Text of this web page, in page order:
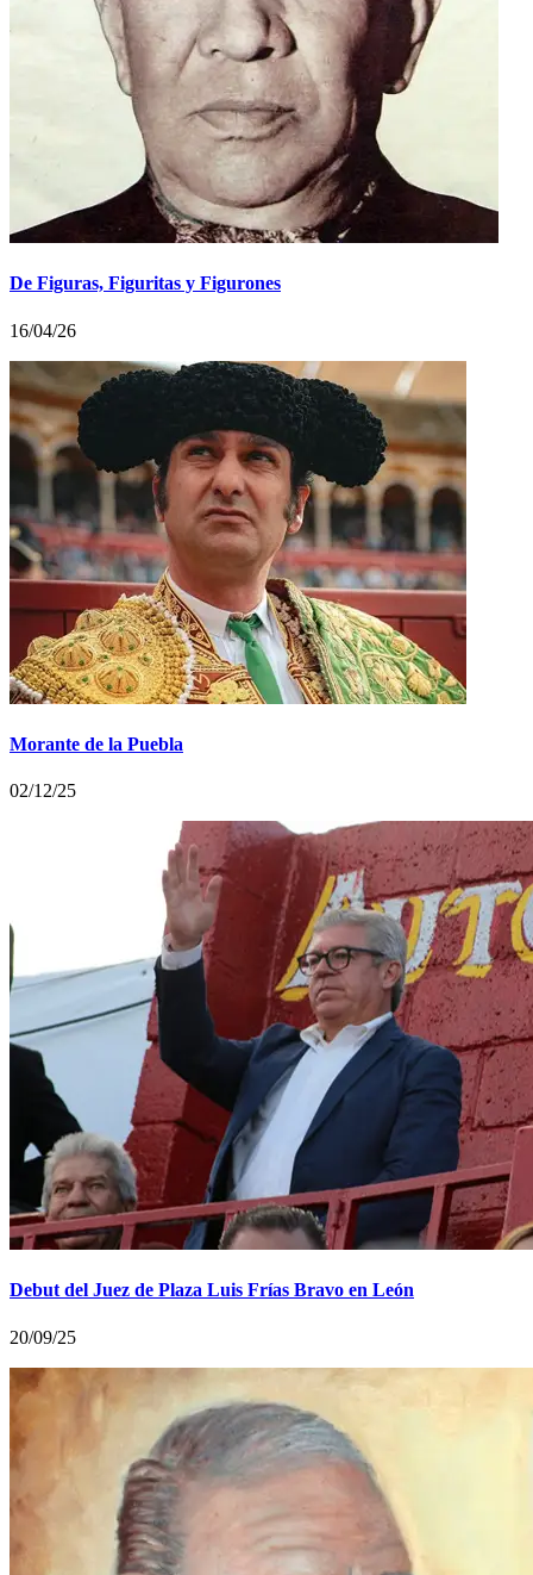
De Figuras, Figuritas y Figurones
16/04/26
Morante de la Puebla
02/12/25
Debut del Juez de Plaza Luis Frías Bravo en León
20/09/25